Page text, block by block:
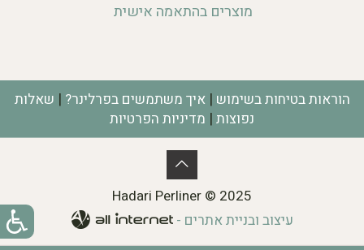
מוצרים בהתאמה אישית
הוראות בטיחות בשימוש |איך משתמשים בפרלינר? | שאלות
נפוצות | מדיניות הפרטיות
Hadari Perliner © 2025
עיצוב ובניית אתרים -